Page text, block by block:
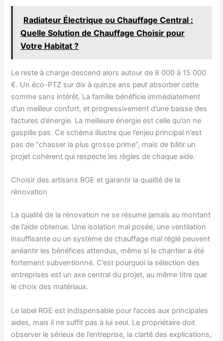
Radiateur Électrique ou Chauffage Central :
Quelle Solution de Chauffage Choisir pour
Votre Habitat ?
Le reste à charge descend alors autour de 8 000 à 15 000
€. Un éco-PTZ sur dix à quinze ans peut absorber cette
somme sans intérêt. La famille bénéficie immédiatement
d’un meilleur confort, et progressivement d’une baisse des
factures d’énergie. La meilleure énergie est celle qu’on ne
gaspille pas. Ce schéma illustre que l’enjeu principal n’est
pas de “chasser la plus grosse prime”, mais de bâtir un
projet cohérent qui respecte les règles de chaque aide.
Choisir des artisans RGE et garantir la qualité de la
rénovation
La qualité de la rénovation ne se résume jamais au montant
de l’aide obtenue. Une isolation mal posée, une ventilation
insuffisante ou un système de chauffage mal réglé peuvent
anéantir les bénéfices attendus, même si le chantier a été
fortement subventionné. C’est pourquoi la sélection des
entreprises est un axe central du projet, au même titre que
le choix des matériaux.
Le label RGE est indispensable pour l’accès aux principales
aides, mais il ne suffit pas à lui seul. Le propriétaire doit
observer le sérieux de l’entreprise, la clarté des explications,